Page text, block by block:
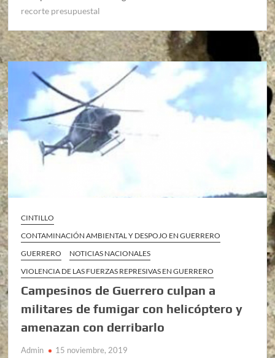
recorte presupuestal
CINTILLO
CONTAMINACIÓN AMBIENTAL Y DESPOJO EN GUERRERO
GUERRERO
NOTICIAS NACIONALES
VIOLENCIA DE LAS FUERZAS REPRESIVAS EN GUERRERO
Campesinos de Guerrero culpan a
militares de fumigar con helicóptero y
amenazan con derribarlo
Admin 15 noviembre, 2019